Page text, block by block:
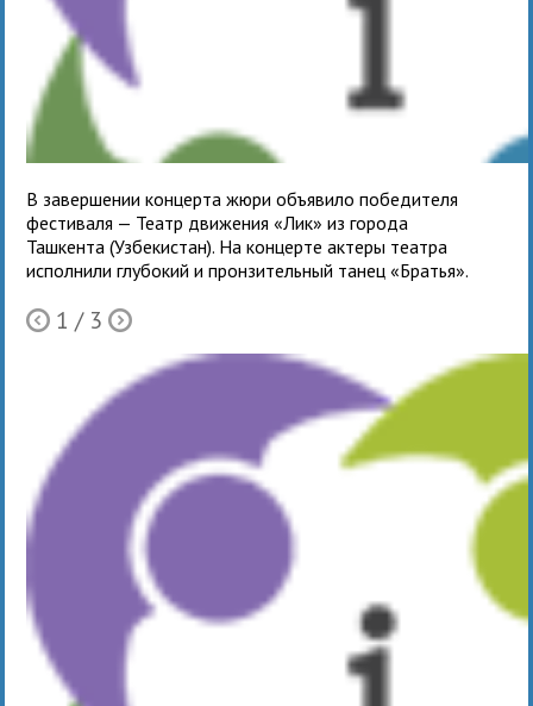
В завер­ше­нии кон­церта жюри объ­явило побе­ди­теля
фести­валя — Театр дви­же­ния «Лик» из города
Ташкента (Узбекистан). На кон­церте актеры театра
испол­нили глу­бо­кий и прон­зи­тель­ный танец «Братья».
Ò 1 / 3Õ